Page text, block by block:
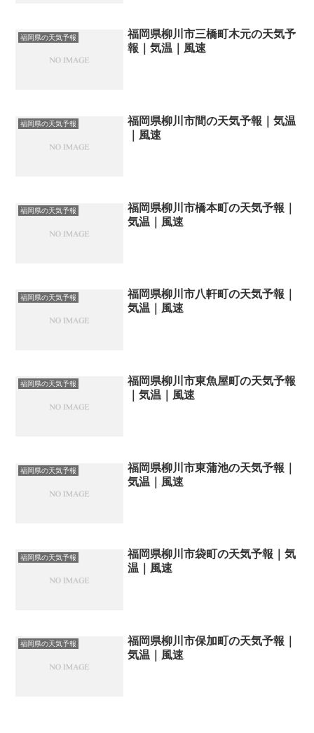
福岡県の天気予報
福岡県柳川市三橋町木元の天気予
報｜気温｜風速
福岡県の天気予報
福岡県柳川市間の天気予報｜気温
｜風速
福岡県の天気予報
福岡県柳川市橋本町の天気予報｜
気温｜風速
福岡県の天気予報
福岡県柳川市八軒町の天気予報｜
気温｜風速
福岡県の天気予報
福岡県柳川市東魚屋町の天気予報
｜気温｜風速
福岡県の天気予報
福岡県柳川市東蒲池の天気予報｜
気温｜風速
福岡県の天気予報
福岡県柳川市袋町の天気予報｜気
温｜風速
福岡県の天気予報
福岡県柳川市保加町の天気予報｜
気温｜風速